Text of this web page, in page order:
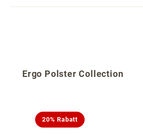
Produktgalerie überspringen
Ergo Polster Collection
20% Rabatt